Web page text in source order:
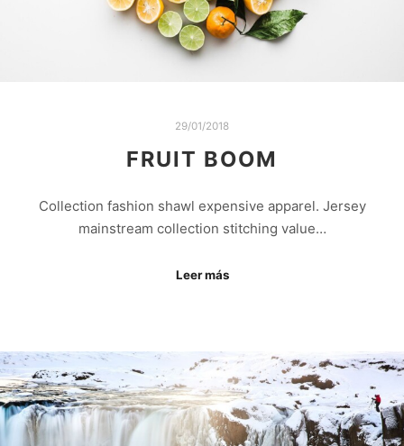
29/01/2018
FRUIT BOOM
Collection fashion shawl expensive apparel. Jersey
mainstream collection stitching value…
Leer más